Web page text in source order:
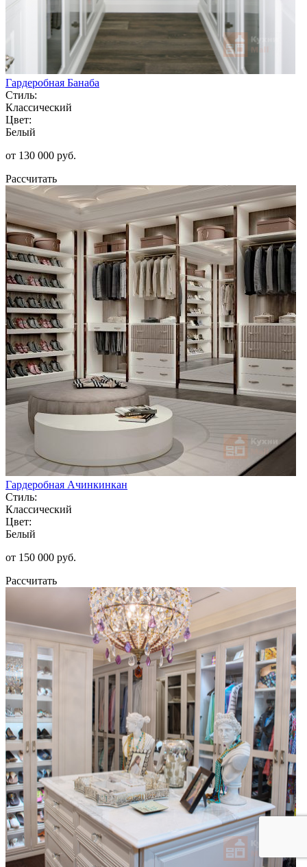
Гардеробная Банаба
Стиль:
Классический
Цвет:
Белый
от 130 000 руб.
Рассчитать
Гардеробная Ачинкинкан
Стиль:
Классический
Цвет:
Белый
от 150 000 руб.
Рассчитать